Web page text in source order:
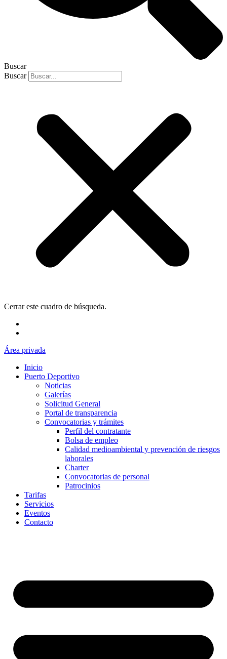
Buscar
Buscar
Cerrar este cuadro de búsqueda.
Área privada
Inicio
Puerto Deportivo
Noticias
Galerías
Solicitud General
Portal de transparencia
Convocatorias y trámites
Perfil del contratante
Bolsa de empleo
Calidad medioambiental y prevención de riesgos
laborales
Charter
Convocatorias de personal
Patrocinios
Tarifas
Servicios
Eventos
Contacto